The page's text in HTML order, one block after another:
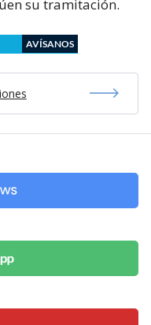
su tramitación.
AVÍSANOS